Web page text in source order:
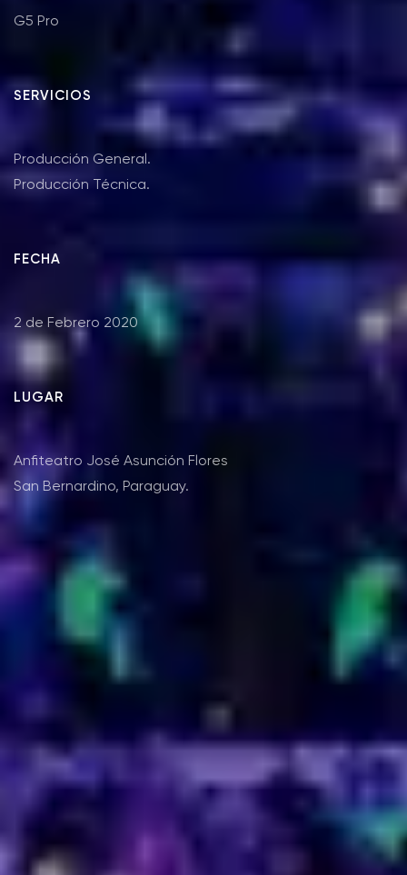
G5 Pro
SERVICIOS
Producción General.
Producción Técnica.
FECHA
2 de Febrero 2020
LUGAR
Anfiteatro José Asunción Flores
San Bernardino, Paraguay.